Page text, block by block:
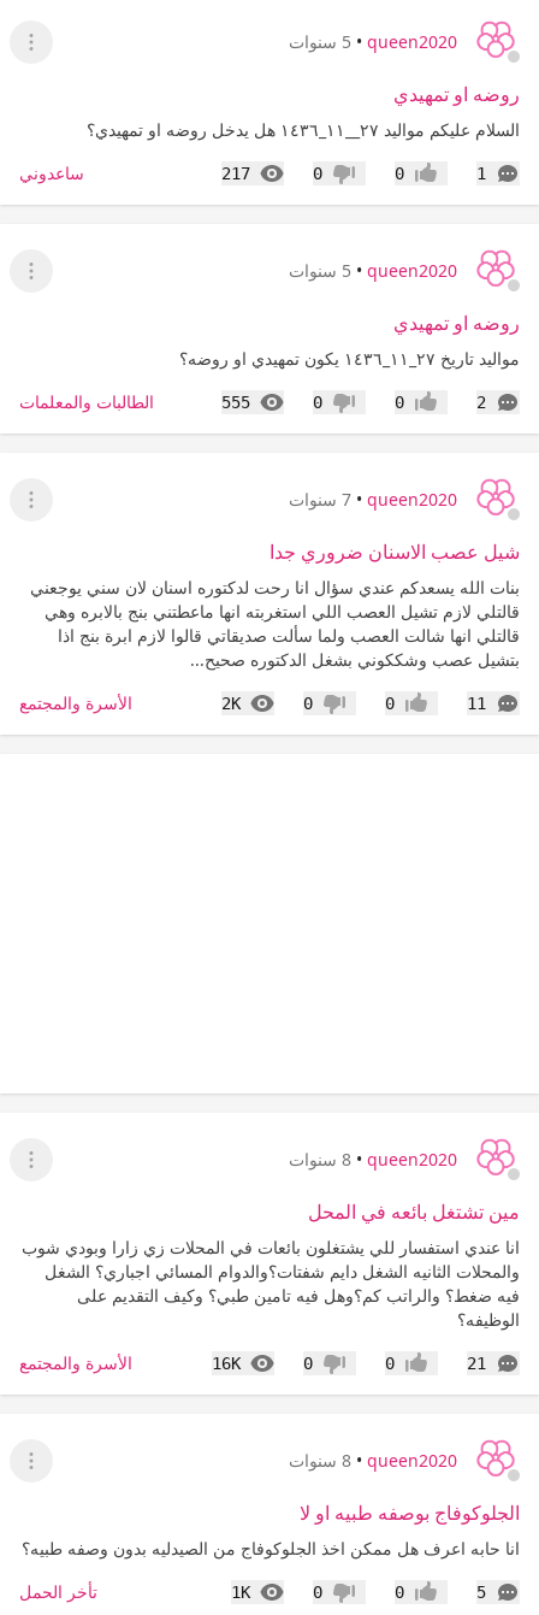
queen2020
• 5 سنوات
عرض
روضه او تمهيدي
السلام عليكم مواليد ٢٧__١١_١٤٣٦ هل يدخل روضه او تمهيدي؟
1
التعليقات إعجاب0 عدم إعجاب
0
217
المشاهدات ساعدوني
queen2020
• 5 سنوات
عرض
روضه او تمهيدي
مواليد تاريخ ٢٧_١١_١٤٣٦ يكون تمهيدي او روضه؟
2
التعليقات إعجاب0 عدم إعجاب
0
555
المشاهدات الطالبات والمعلمات
queen2020
• 7 سنوات
عرض
شيل عصب الاسنان ضروري جدا
بنات الله يسعدكم عندي سؤال انا رحت لدكتوره اسنان لان سني يوجعني
قالتلي لازم تشيل العصب اللي استغربته انها ماعطتني بنج بالابره وهي
قالتلي انها شالت العصب ولما سألت صديقاتي قالوا لازم ابرة بنج اذا
بتشيل عصب وشككوني بشغل الدكتوره صحيح...
11
التعليقات إعجاب0 عدم إعجاب
0
2K
المشاهدات الأسرة والمجتمع
queen2020
• 8 سنوات
عرض
مين تشتغل بائعه في المحل
انا عندي استفسار للي يشتغلون بائعات في المحلات زي زارا وبودي شوب
والمحلات الثانيه الشغل دايم شفتات؟والدوام المسائي اجباري؟ الشغل
فيه ضغط؟ والراتب كم؟وهل فيه تامين طبي؟ وكيف التقديم على
الوظيفه؟
21
التعليقات إعجاب0 عدم إعجاب
0
16K
المشاهدات الأسرة والمجتمع
queen2020
• 8 سنوات
عرض
الجلوكوفاج بوصفه طبيه او لا
انا حابه اعرف هل ممكن اخذ الجلوكوفاج من الصيدليه بدون وصفه طبيه؟
5
التعليقات إعجاب0 عدم إعجاب
0
1K
المشاهدات تأخر الحمل